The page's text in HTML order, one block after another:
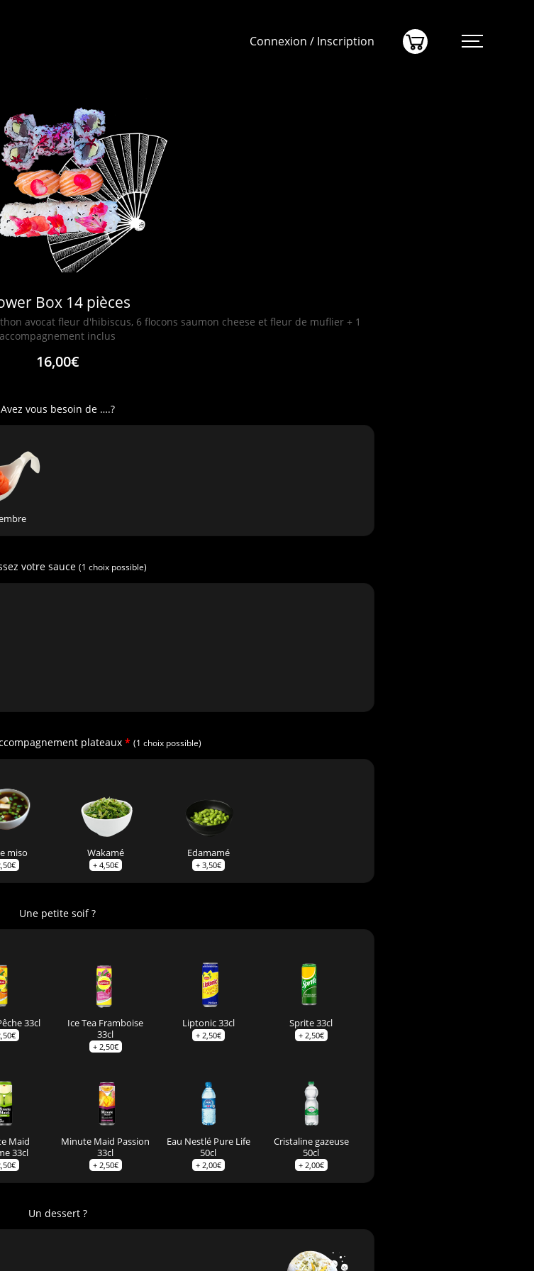
Connexion / Inscription
Box 14 pièces
avocat fleur d'hibiscus, 6 flocons saumon cheese et fleur de muflier + 1
accompagnement inclus
16,00€
Avez vous besoin de ….?
votre sauce (1 choix possible)
plateaux * (1 choix possible)
miso
€
Wakamé
+ 4,50€
Edamamé
+ 3,50€
Une petite soif ?
33cl
€
Ice Tea Framboise
33cl
+ 2,50€
Liptonic 33cl
+ 2,50€
Sprite 33cl
+ 2,50€
Maid
33cl
€
Minute Maid Passion
33cl
+ 2,50€
Eau Nestlé Pure Life
50cl
+ 2,00€
Cristaline gazeuse
50cl
+ 2,00€
Un dessert ?